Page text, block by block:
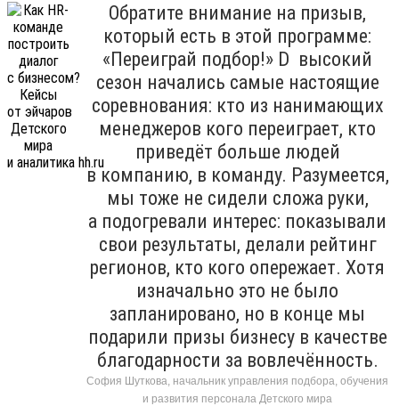
Обратите внимание на призыв,
который есть в этой программе:
«Переиграй подбор!» D высокий
сезон начались самые настоящие
соревнования: кто из нанимающих
менеджеров кого переиграет, кто
приведёт больше людей
в компанию, в команду. Разумеется,
мы тоже не сидели сложа руки,
а подогревали интерес: показывали
свои результаты, делали рейтинг
регионов, кто кого опережает. Хотя
изначально это не было
запланировано, но в конце мы
подарили призы бизнесу в качестве
благодарности за вовлечённость.
София Шуткова, начальник управления подбора, обучения
и развития персонала Детского мира